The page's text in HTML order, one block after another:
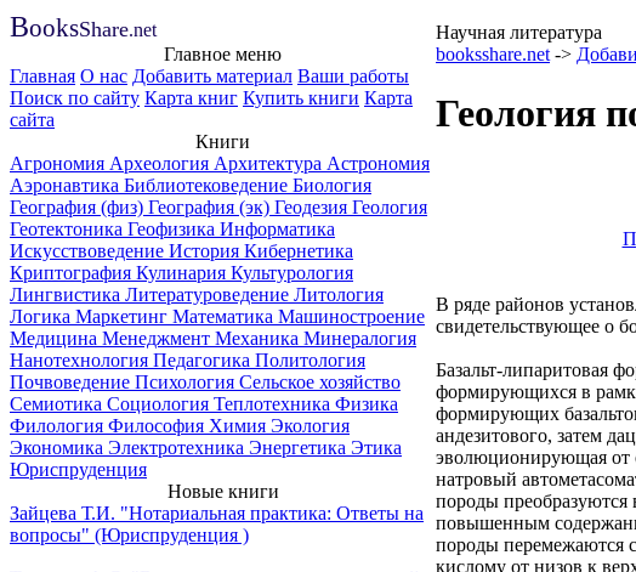
BooksShare.net
Научная литература
Главное меню
Главная О нас Добавить материал Ваши работы
Поиск по сайту Карта книг Купить книги Карта
сайта
Книги
Агрономия Археология Архитектура Астрономия
Аэронавтика Библиотековедение Биология
География (физ) География (эк) Геодезия Геология
Геотектоника Геофизика Информатика
Искусствоведение История Кибернетика
Криптография Кулинария Культурология
Лингвистика Литературоведение Литология
Логика Маркетинг Математика Машиностроение
Медицина Менеджмент Механика Минералогия
Нанотехнология Педагогика Политология
Почвоведение Психология Сельское хозяйство
Семиотика Социология Теплотехника Физика
Филология Философия Химия Экология
Экономика Электротехника Энергетика Этика
Юриспруденция
Новые книги
Зайцева Т.И. "Нотариальная практика: Ответы на
вопросы" (Юриспруденция )
booksshare.net ->
Геология
В ряде районов
свидетельствующее о
Базальт-липаритовая
формирующихся в
формирующих
андезитового, затем
эволюционирующая от
натровый
породы преобразуются
повышенным
породы перемежаются
кислому от низов к